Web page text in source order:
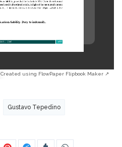
Created using FlowPaper Flipbook Maker ↗
Gustavo Tepedino